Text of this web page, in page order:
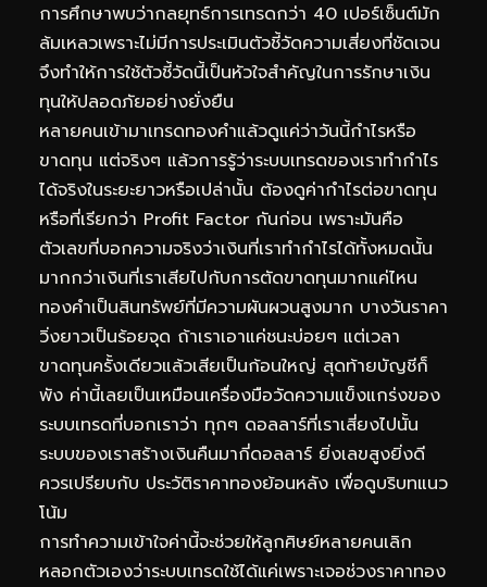
การศึกษาพบว่ากลยุทธ์การเทรดกว่า 40 เปอร์เซ็นต์มัก
ล้มเหลวเพราะไม่มีการประเมินตัวชี้วัดความเสี่ยงที่ชัดเจน
จึงทำให้การใช้ตัวชี้วัดนี้เป็นหัวใจสำคัญในการรักษาเงิน
ทุนให้ปลอดภัยอย่างยั่งยืน
หลายคนเข้ามาเทรดทองคำแล้วดูแค่ว่าวันนี้กำไรหรือ
ขาดทุน แต่จริงๆ แล้วการรู้ว่าระบบเทรดของเราทำกำไร
ได้จริงในระยะยาวหรือเปล่านั้น ต้องดูค่ากำไรต่อขาดทุน
หรือที่เรียกว่า Profit Factor กันก่อน เพราะมันคือ
ตัวเลขที่บอกความจริงว่าเงินที่เราทำกำไรได้ทั้งหมดนั้น
มากกว่าเงินที่เราเสียไปกับการตัดขาดทุนมากแค่ไหน
ทองคำเป็นสินทรัพย์ที่มีความผันผวนสูงมาก บางวันราคา
วิ่งยาวเป็นร้อยจุด ถ้าเราเอาแค่ชนะบ่อยๆ แต่เวลา
ขาดทุนครั้งเดียวแล้วเสียเป็นก้อนใหญ่ สุดท้ายบัญชีก็
พัง ค่านี้เลยเป็นเหมือนเครื่องมือวัดความแข็งแกร่งของ
ระบบเทรดที่บอกเราว่า ทุกๆ ดอลลาร์ที่เราเสี่ยงไปนั้น
ระบบของเราสร้างเงินคืนมากี่ดอลลาร์ ยิ่งเลขสูงยิ่งดี
ควรเปรียบกับ ประวัติราคาทองย้อนหลัง เพื่อดูบริบทแนว
โน้ม
การทำความเข้าใจค่านี้จะช่วยให้ลูกศิษย์หลายคนเลิก
หลอกตัวเองว่าระบบเทรดใช้ได้แค่เพราะเจอช่วงราคาทอง